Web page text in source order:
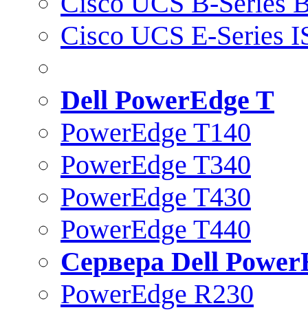
Cisco UCS E-Series
Dell PowerEdge T
PowerEdge T140
PowerEdge T340
PowerEdge T430
PowerEdge T440
Сервера Dell
PowerEdge R230